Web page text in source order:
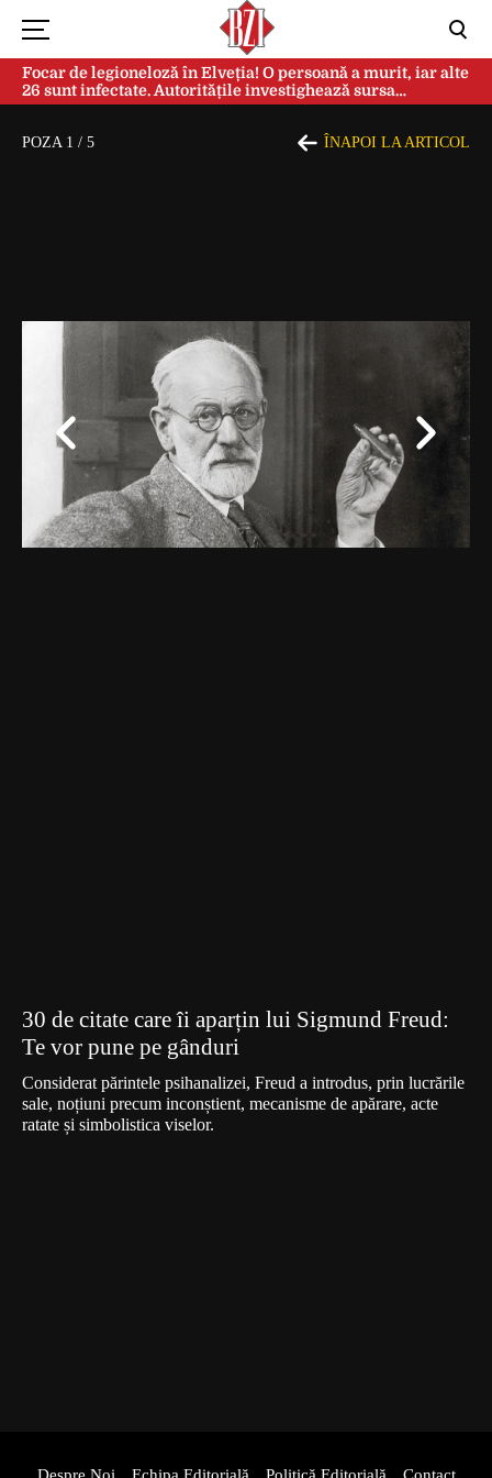
Focar de legioneloză în Elveția! O persoană a murit, iar alte
26 sunt infectate. Autoritățile investighează sursa
contaminării
POZA 1 / 5 ÎNAPOI LA ARTICOL
30 de citate care îi aparțin lui Sigmund Freud:
Te vor pune pe gânduri
Considerat părintele psihanalizei, Freud a introdus, prin lucrările
sale, noțiuni precum inconștient, mecanisme de apărare, acte
ratate și simbolistica viselor.